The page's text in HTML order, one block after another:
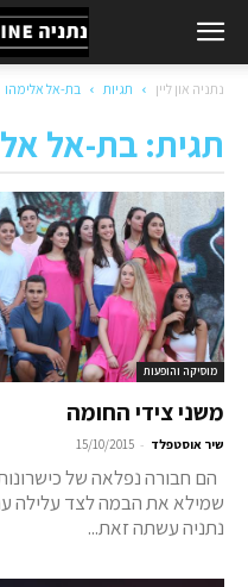
נתניה און ליין תגיות בת-אל אלימהו
תגית: בת-אל
מוסיקה והופעות
משני צידי החומה
שיר אוסטפלד -
15/10/2015
הם חבורה נפלאה של
שמילא את הבמה לצד עלילה
נתניה עשתה זאת...